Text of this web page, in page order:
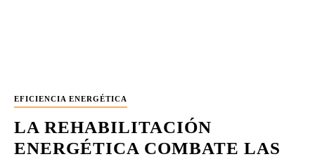
EFICIENCIA ENERGÉTICA
LA REHABILITACIÓN
ENERGÉTICA COMBATE LAS